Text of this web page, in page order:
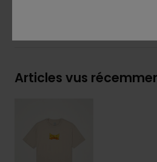
Articles vus